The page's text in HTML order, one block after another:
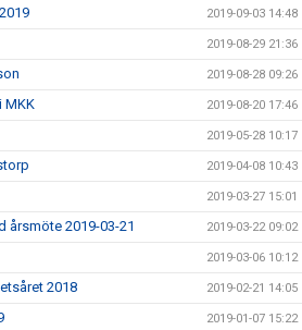
2019-09-03 14:48
2019-08-29 21:36
2019-08-28 09:26
MKK 2019-08-20 17:46
2019-05-28 10:17
2019-04-08 10:43
2019-03-27 15:01
årsmöte 2019-03-21 2019-03-22 09:02
2019-03-06 10:12
2018 2019-02-21 14:05
2019-01-07 15:22